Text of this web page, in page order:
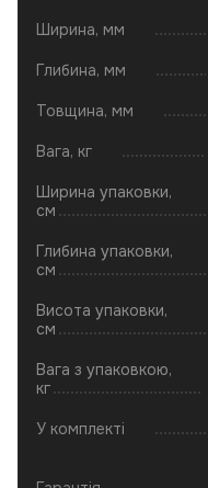
Ширина, мм
Глибина, мм
Товщина, мм
Вага, кг
Ширина упаковки,
см
Глибина упаковки,
см
Висота упаковки,
см
Вага з упаковкою,
кг
У комплекті